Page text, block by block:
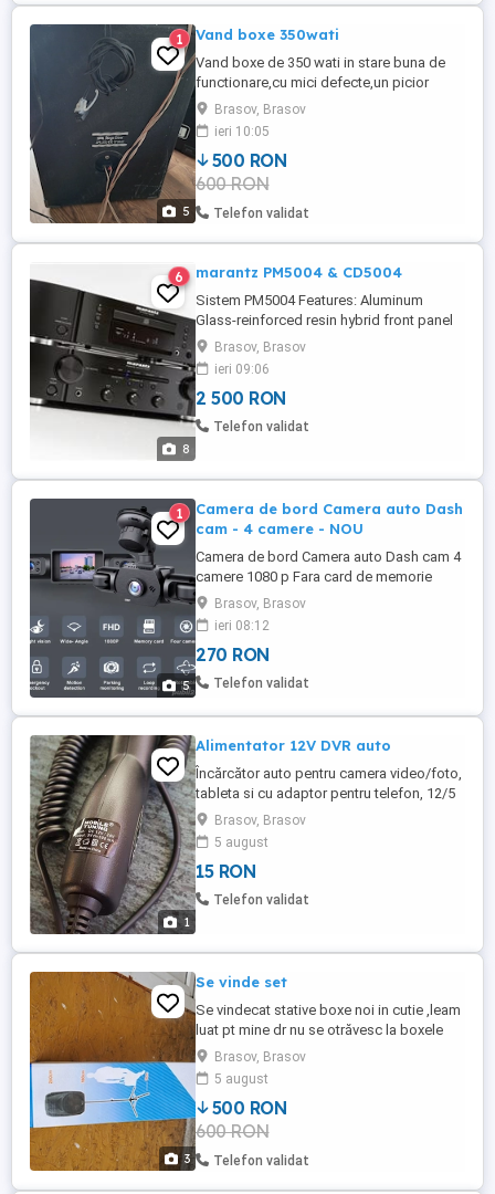
5
1 Vand boxe 350wati
Vand boxe de 350 wati in stare buna de
functionare,cu mici defecte,un picior
plastic lipsa si o julitura de la
transport,pret 500 lei fix nu ofer transport
nu trimit,predare in bv.
Brasov, Brasov
ieri 10:05
500 RON
600 RON
Telefon validat
8
6 marantz PM5004 & CD5004
Sistem PM5004 Features: Aluminum
Glass-reinforced resin hybrid front panel
Discrete-component amplifier with current
feedback Pre & Power amplifier Input
buffer circuit for High S N & Ch.
Separation Source Direct Mode Fully
discrete, MM Phono Stage Active Filter
Brasov, Brasov
ieri 09:06
2 500 RON
Telefon validat
5
1
Camera de bord Camera auto Dash
cam - 4 camere - NOU
Camera de bord Camera auto Dash cam 4
camere 1080 p Fara card de memorie
Produsul este NOU Pret 270 lei
Brasov, Brasov
ieri 08:12
270 RON
Telefon validat
1
Alimentator 12V DVR auto
Încărcător auto pentru camera video/foto,
tableta si cu adaptor pentru telefon, 12/5
volti si 500 miliamperi si unul de 1.5
amperi cu cablu de 3.5 metri.
Brasov, Brasov
5 august
15 RON
Telefon validat
3
Se vinde set
Se vindecat stative boxe noi in cutie ,leam
luat pt mine dr nu se otrăvesc la boxele
meleBrasov, Brasov
5 august
500 RON
600 RON
Telefon validat